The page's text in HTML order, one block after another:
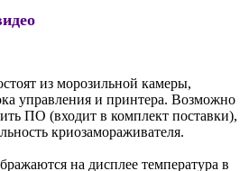
из морозильной камеры,
управления и принтера. Возможно
ПО (входит в комплект поставки),
криозамораживателя.
на дисплее температура в